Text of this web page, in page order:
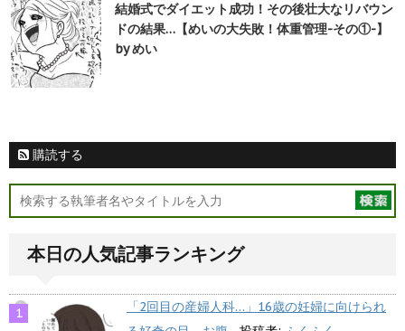
結婚式でダイエット成功！その後壮大なリバウン
ドの結果…【めいの大失敗！体重管理-その①-】
by めい
購読する
本日の人気記事ランキング
「2回目の産婦人科…」16歳の妊婦に向けられ